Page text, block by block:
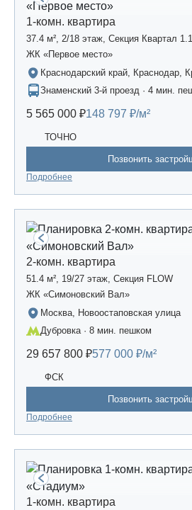
1-комн. квартира
37.4 м², 2/18 этаж, Секция Квартал
ЖК «Первое место»
Краснодарский край, Краснодар,
Знаменский 3-й проезд · 4 мин.
5 565 000 ₽148 797 ₽/м²
ТОЧНО
Позвонить
Подробнее
2-комн. квартира
51.4 м², 19/27 этаж, Секция FLOW
ЖК «Симоновский Вал»
Москва, Новоостаповская улица
Дубровка · 8 мин. пешком
29 657 800 ₽577 000 ₽/м²
ФСК
Позвонить
Подробнее
1-комн. квартира